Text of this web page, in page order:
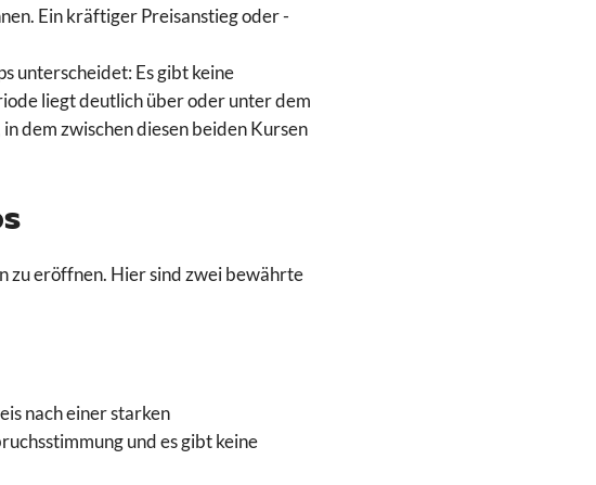
Ein kräftiger Preisanstieg oder -
unterscheidet: Es gibt keine
liegt deutlich über oder unter dem
dem zwischen diesen beiden Kursen
zu eröffnen. Hier sind zwei bewährte
nach einer starken
und es gibt keine